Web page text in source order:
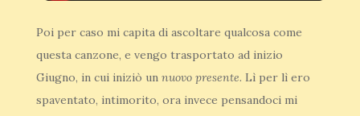
Poi per caso mi capita di ascoltare qualcosa come
questa canzone, e vengo trasportato ad inizio
Giugno, in cui iniziò un nuovo presente. Lì per lì ero
spaventato, intimorito, ora invece pensandoci mi